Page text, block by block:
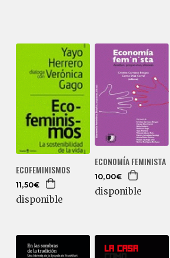
ECOFEMINISMOS
11,50€
disponible
ECONOMÍA FEMINISTA
10,00€
disponible